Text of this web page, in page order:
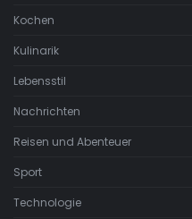
Kochen
Kulinarik
Lebensstil
Nachrichten
Reisen und Abenteuer
Sport
Technologie